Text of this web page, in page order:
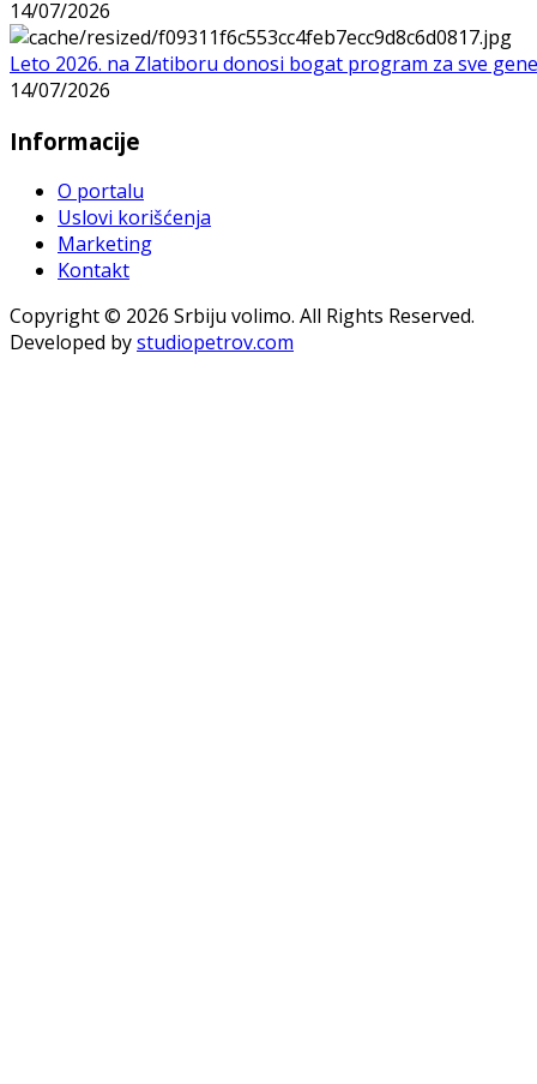
14/07/2026
Leto 2026. na Zlatiboru donosi bogat program za sve
14/07/2026
Informacije
O portalu
Uslovi korišćenja
Marketing
Kontakt
Copyright © 2026 Srbiju volimo. All Rights Reserved.
Developed bystudiopetrov.com